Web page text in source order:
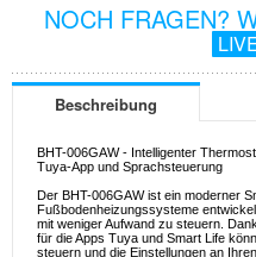
NOCH FRAGEN?
Beschreibung
BHT-006GAW - Intelligenter
Tuya-App und Sprachsteuerung
Der BHT-006GAW ist ein moderner
Fußbodenheizungssysteme
mit weniger Aufwand zu steuern.
für die Apps Tuya und Smart Life
steuern und die Einstellungen an